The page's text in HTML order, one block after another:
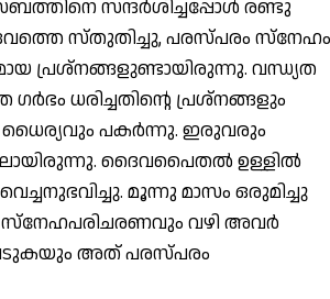
സന്ദര്‍ശിച്ചപ്പോള്‍ രണ്ടു
സ്തുതിച്ചു, പരസ്പരം സ്‌നേഹം
പ്രശ്‌നങ്ങളുണ്ടായിരുന്നു. വന്ധ്യത
ഗര്‍ഭം ധരിച്ചതിന്റെ പ്രശ്‌നങ്ങളും
ധൈര്യവും പകര്‍ന്നു. ഇരുവരും
ദൈവപൈതല്‍ ഉള്ളില്‍
മൂന്നു മാസം ഒരുമിച്ചു
സ്‌നേഹപരിചരണവും വഴി അവര്‍
അത് പരസ്പരം